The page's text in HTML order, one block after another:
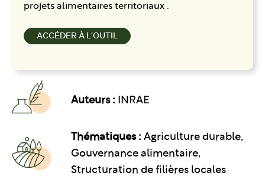
projets alimentaires territoriaux .
ACCÉDER À L'OUTIL
Auteurs : INRAE
Thématiques : Agriculture durable
Gouvernance alimentaire
Structuration de filières locales